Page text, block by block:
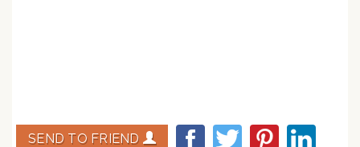
SEND TO FRIEND